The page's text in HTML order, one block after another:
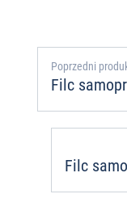
Poprzedni
Filc
Filc